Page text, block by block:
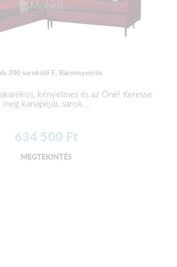
200 sarokülő E, Bársonyvörös
kényelmes és az Öné! Keresse
meg kanapéját, sarok...
634 500 Ft
MEGTEKINTÉS